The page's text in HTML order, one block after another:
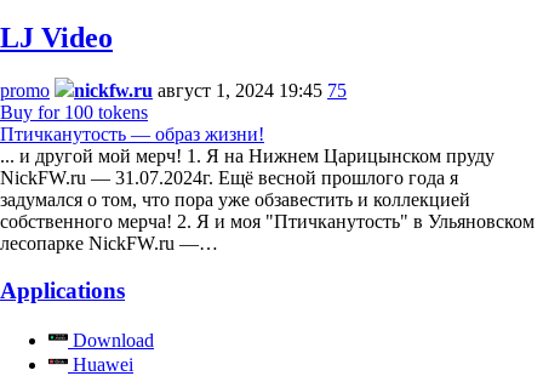
LJ Video
promo nickfw.ru август 1, 2024 19:45 75
Buy for 100 tokens
Птичканутость — образ жизни!
... и другой мой мерч! 1. Я на Нижнем Царицынском пруду
NickFW.ru — 31.07.2024г. Ещё весной прошлого года я
задумался о том, что пора уже обзавестить и коллекцией
собственного мерча! 2. Я и моя "Птичканутость" в Ульяновском
лесопарке NickFW.ru —…
Applications
Download
Huawei